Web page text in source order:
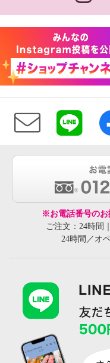
※お電話番号のお
ご注文：24時間
24時間／オ